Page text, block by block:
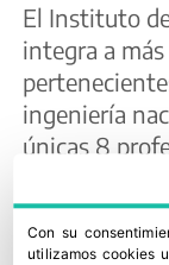
El Instituto
integra a
ingeniería
únicas 8
España:
Industriales,
Teleco.
Con su
utilizamos cookies